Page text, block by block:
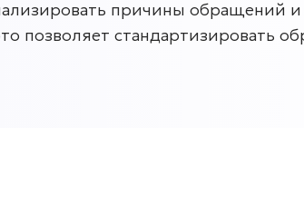
причины обращений и
позволяет стандартизировать